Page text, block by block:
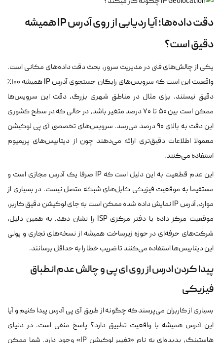
دقت داده‌ها؛ آیا ردیابی از روی آدرس IP همیشه
دقیق است؟
یکی از چالش‌های فنی در مدیریت سرور، بحث دقت داده‌های مکانی است.
واقعیت این است که سرویس‌های رایگان جستجوی آدرس IP همیشه ۱۰۰٪
دقیق نیستند. برای مثال در مناطق شهری بزرگ، دقت این سرویس‌ها
ممکن است بین ۵۰ تا ۷۰ درصد متغیر باشد، در حالی که در سطح کشوری
این دقت به بالای ۹۰ درصد می‌رسد. سرویس‌های تخصصی آی پی لوکیشن
معمولا اطلاعات دقیق‌تری ارائه می‌دهند چون از دیتابیس‌های پریمیوم
استفاده می‌کنند.
این عدم قطعیت به این دلیل است که IP صرفا یک آدرس مجازی است و
مستقیما به موقعیت فیزیکی کابل‌های شبکه متصل نیست. در بسیاری از
موارد، آدرس IP نمایش داده شده ممکن است به جای لوکیشن دقیق کاربر،
موقعیت مرکز داده یا دفتر مرکزی ISP را نشان دهد. به همین دلیل،
شرکت‌های حرفه‌ای در حوزه زیرساخت همیشه از نسخه‌های تجاری و پولی
این دیتابیس‌ها استفاده می‌کنند تا ضریب خطا را به حداقل برسانند.
پیدا کردن ادرس از روی ای پی و چالش عدم انطباق
فیزیکی
بسیاری از کاربران می‌پرسند که چگونه از طریق آی پی آدرس پیدا کنیم و آیا
این آدرس همیشه با واقعیت تطبیق دارد؟ پاسخ منفی است. در دنیای
هاستینگ، پدیده‌ای به نام «تغییر لوکیشن IP» وجود دارد. شما ممکن